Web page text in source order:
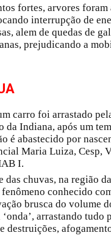
fortes, arvores foram
interrupção de
alem de quedas de
prejudicando a
carro foi arrastado
da Indiana, após um
é abastecido por
Maria Luiza, Cesp,
I.
das chuvas, na região
conhecido
brusca do volume
arrastando tudo
destruições,